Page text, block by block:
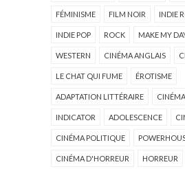
FÉMINISME FILM NOIR INDIE
INDIE POP ROCK MAKE MY
WESTERN CINÉMA ANGLAIS
LE CHAT QUI FUME ÉROTISME
ADAPTATION LITTÉRAIRE
INDICATOR ADOLESCENCE
CINÉMA POLITIQUE
CINÉMA D'HORREUR HORREUR